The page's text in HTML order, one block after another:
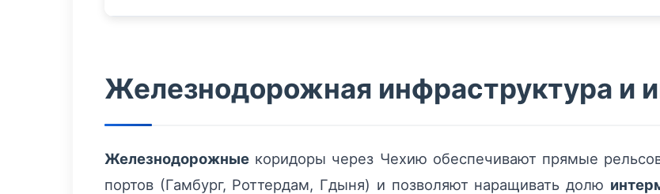
Железнодорожная инфраструктура и
Железнодорожные коридоры через Чехию обеспечивают прямые
портов (Гамбург, Роттердам, Гдыня) и позволяют наращивать долю